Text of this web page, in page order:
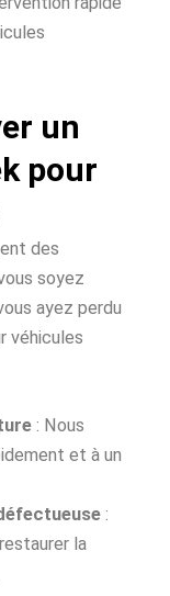
un
pour
des
soyez
ayez perdu
véhicules
: Nous
et à un
:
la